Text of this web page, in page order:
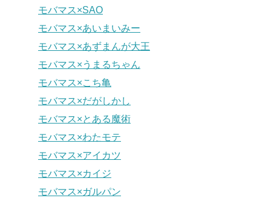
モバマス×SAO
モバマス×あいまいみー
モバマス×あずまんが大王
モバマス×うまるちゃん
モバマス×こち亀
モバマス×だがしかし
モバマス×とある魔術
モバマス×わたモテ
モバマス×アイカツ
モバマス×カイジ
モバマス×ガルパン